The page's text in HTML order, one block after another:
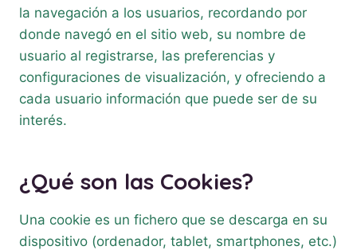
la navegación a los usuarios, recordando por
donde navegó en el sitio web, su nombre de
usuario al registrarse, las preferencias y
configuraciones de visualización, y ofreciendo a
cada usuario información que puede ser de su
interés.
¿Qué son las Cookies?
Una cookie es un fichero que se descarga en su
dispositivo (ordenador, tablet, smartphones, etc.)